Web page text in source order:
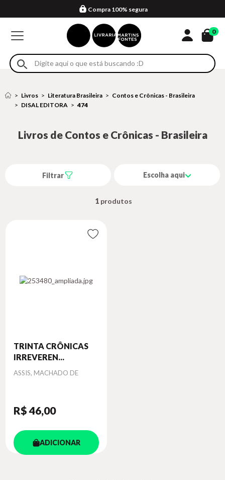
Formas de entrega
Compra 100% segura
Em até 4x sem juros no cartão*
Retire na loja
Eventos
0
Livros Literatura Brasileira
Contos e Crônicas - Brasileira
DISAL EDITORA
474
Livros de Contos e Crônicas - Brasileira
Filtrar Escolha aqui
1
TRINTA CRÔNICAS
IRREVEREN...
Autor
ASSIS, MACHADO DE
R$ 46,00
ADICIONAR